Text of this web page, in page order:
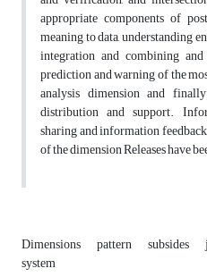
appropriate components of
meaning to data, understanding
integration and combining
prediction and warning of the
analysis dimension and
distribution and support.
sharing and information
of the dimension Releases have
Dimensions pattern subsides
system